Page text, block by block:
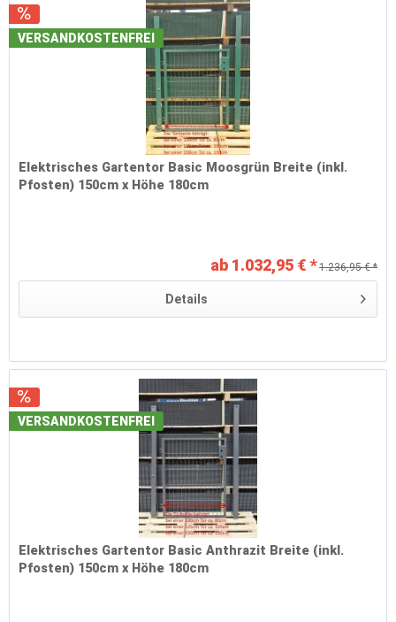
VERSANDKOSTENFREI
Elektrisches Gartentor Basic Moosgrün Breite (inkl.
Pfosten) 150cm x Höhe 180cm
ab 1.032,95 € * 1.236,95 € *
Details
VERSANDKOSTENFREI
Elektrisches Gartentor Basic Anthrazit Breite (inkl.
Pfosten) 150cm x Höhe 180cm